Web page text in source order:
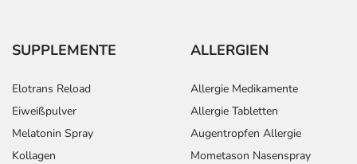
SUPPLEMENTE
Elotrans Reload
Eiweißpulver
Melatonin Spray
Kollagen
ALLERGIEN
Allergie Medikamente
Allergie Tabletten
Augentropfen Allergie
Mometason Nasenspray